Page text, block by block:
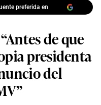
preferida en
de que
presidenta
del